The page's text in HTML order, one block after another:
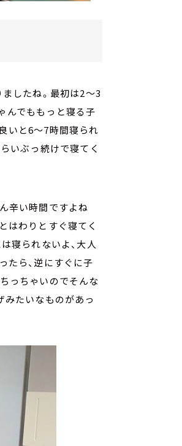
したね。最初は2～3
んでももっと寝る子
いと6～7時間寝られ
いぶっ続けで寝てく
辛い時間ですよね
はわりとすぐ寝てく
寝られないよ、大人
たら、逆にすぐに子
っちゃいのでそんな
みたいなものがあっ